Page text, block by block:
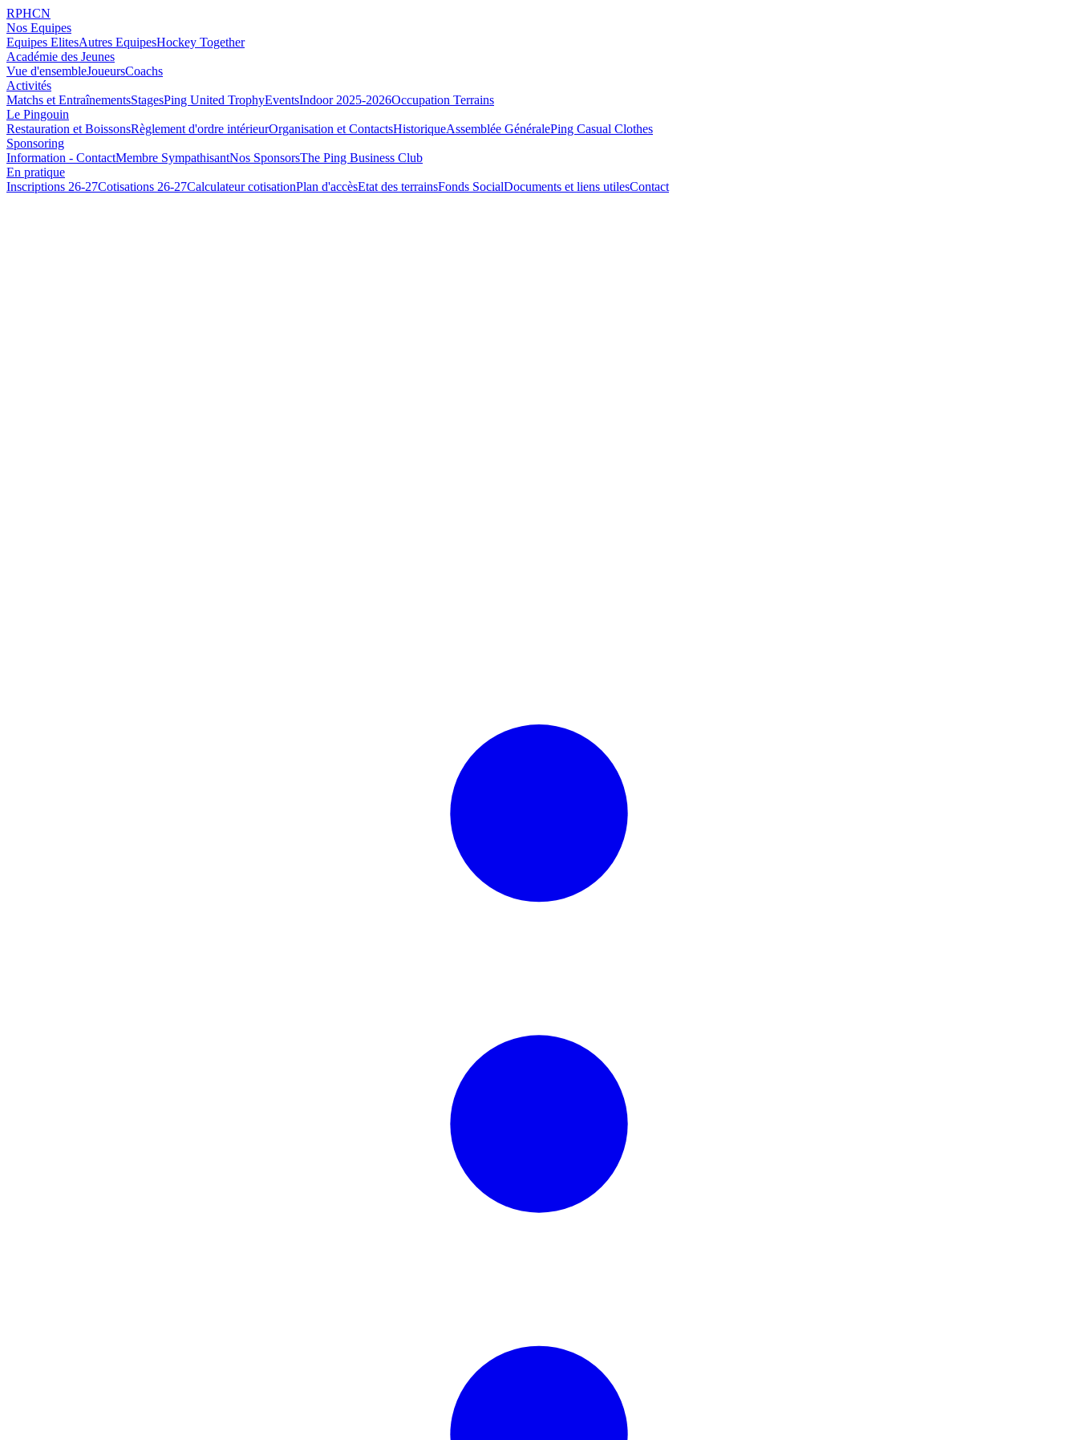
RPHCN
Nos Equipes
Equipes ElitesAutres EquipesHockey Together
Académie des Jeunes
Vue d'ensembleJoueursCoachs
Activités
Matchs et EntraînementsStagesPing United TrophyEventsIndoor 2025-2026Occupation Terrains
Le Pingouin
Restauration et BoissonsRèglement d'ordre intérieurOrganisation et ContactsHistoriqueAssemblée GénéralePing Casual Clothes
Sponsoring
Information - ContactMembre SympathisantNos SponsorsThe Ping Business Club
En pratique
Inscriptions 26-27Cotisations 26-27Calculateur cotisationPlan d'accèsEtat des terrainsFonds SocialDocuments et liens utilesContact